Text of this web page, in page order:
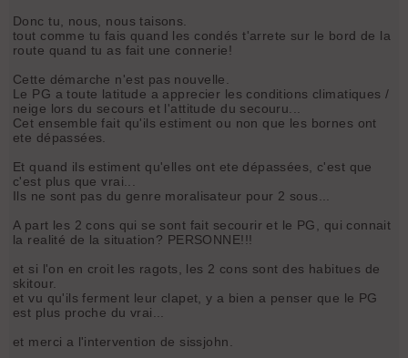
Donc tu, nous, nous taisons.
tout comme tu fais quand les condés t'arrete sur le bord de la
route quand tu as fait une connerie!
Cette démarche n'est pas nouvelle.
Le PG a toute latitude a apprecier les conditions climatiques /
neige lors du secours et l'attitude du secouru...
Cet ensemble fait qu'ils estiment ou non que les bornes ont
ete dépassées.
Et quand ils estiment qu'elles ont ete dépassées, c'est que
c'est plus que vrai...
Ils ne sont pas du genre moralisateur pour 2 sous...
A part les 2 cons qui se sont fait secourir et le PG, qui connait
la realité de la situation? PERSONNE!!!
et si l'on en croit les ragots, les 2 cons sont des habitues de
skitour.
et vu qu'ils ferment leur clapet, y a bien a penser que le PG
est plus proche du vrai...
et merci a l'intervention de sissjohn.